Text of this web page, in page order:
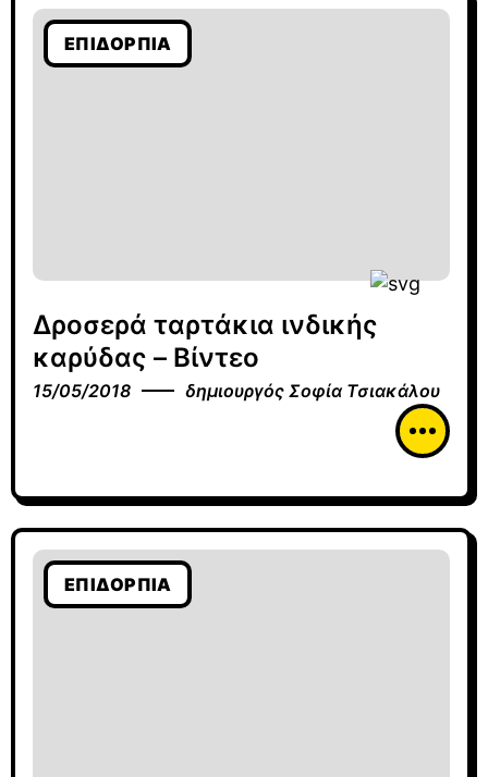
ΕΠΙΔΌΡΠΙΑ
Δροσερά ταρτάκια ινδικής
καρύδας – Βίντεο
15/05/2018 δημιουργός Σοφία Τσιακάλου
ΕΠΙΔΌΡΠΙΑ